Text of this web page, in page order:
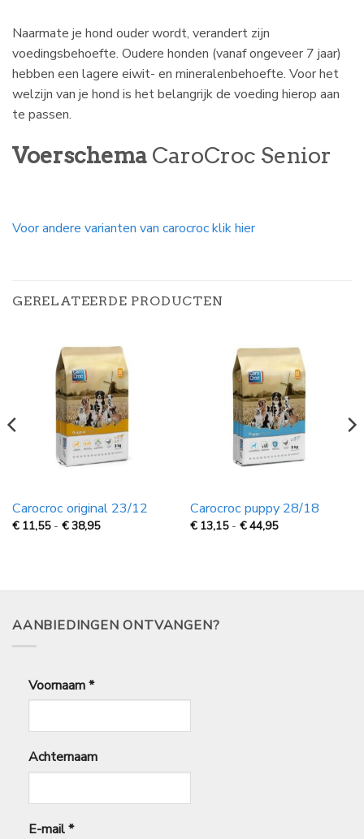
Naarmate je hond ouder wordt, verandert zijn
voedingsbehoefte. Oudere honden (vanaf ongeveer 7 jaar)
hebben een lagere eiwit- en mineralenbehoefte. Voor het
welzijn van je hond is het belangrijk de voeding hierop aan
te passen.
Voerschema CaroCroc Senior
Voor andere varianten van carocroc klik hier
GERELATEERDE PRODUCTEN
Carocroc original 23/12
€ 11,55 - €38,95Prijsklasse:
Carocroc puppy 28/18
€ 13,15 - €44,95Prijsklasse:
AANBIEDINGEN ONTVANGEN?
Voornaam*
Achternaam
E-mail*